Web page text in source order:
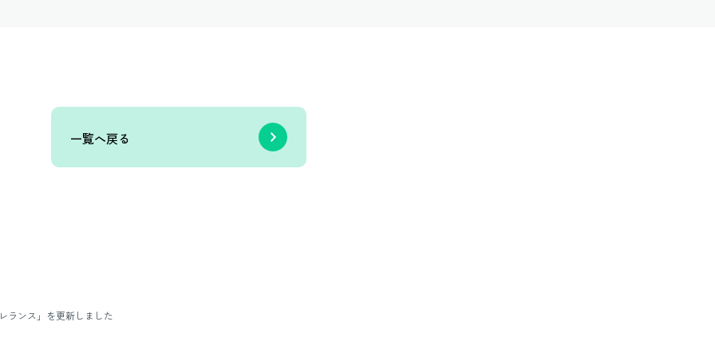
一覧へ戻る
ランス」を更新しました